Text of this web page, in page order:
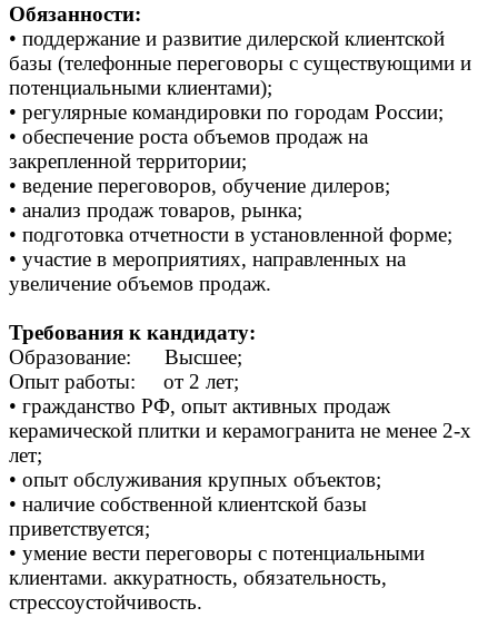
Обязанности:
• поддержание и развитие дилерской клиентской
базы (телефонные переговоры с существующими и
потенциальными клиентами);
• регулярные командировки по городам России;
• обеспечение роста объемов продаж на
закрепленной территории;
• ведение переговоров, обучение дилеров;
• анализ продаж товаров, рынка;
• подготовка отчетности в установленной форме;
• участие в мероприятиях, направленных на
увеличение объемов продаж.
Требования к кандидату:
Образование: Высшее;
Опыт работы: от 2 лет;
• гражданство РФ, опыт активных продаж
керамической плитки и керамогранита не менее 2-х
лет;
• опыт обслуживания крупных объектов;
• наличие собственной клиентской базы
приветствуется;
• умение вести переговоры с потенциальными
клиентами. аккуратность, обязательность,
стрессоустойчивость.